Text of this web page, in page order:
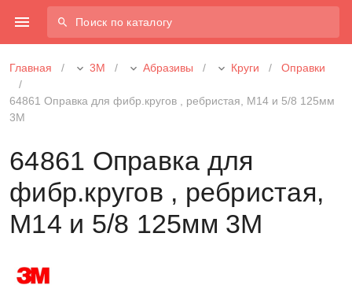
Поиск по каталогу
Главная / 3М / Абразивы / Круги /
Оправки
/
64861 Оправка для фибр.кругов , ребристая, M14 и 5/8 125мм
3М
64861 Оправка для
фибр.кругов , ребристая,
M14 и 5/8 125мм 3М